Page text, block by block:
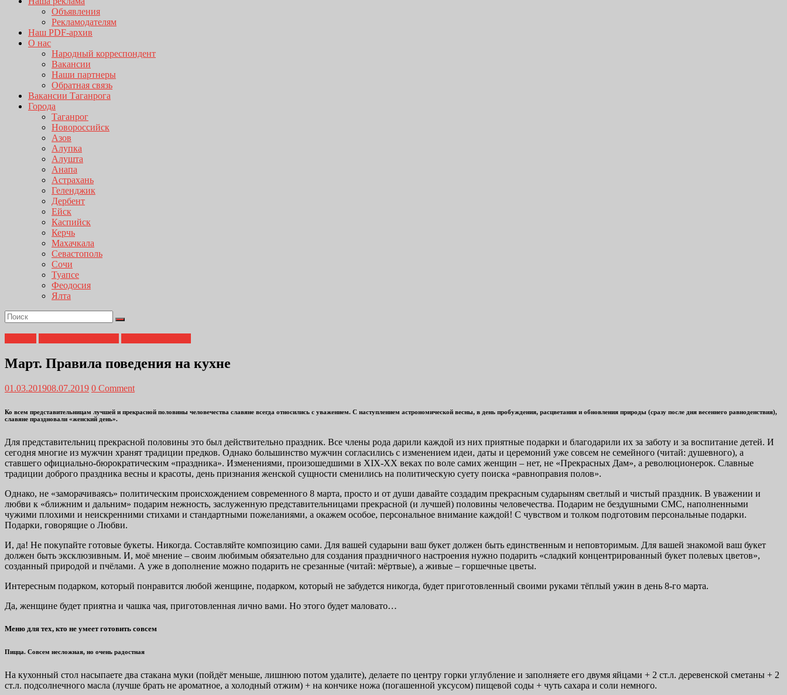
Объявления
Рекламодателям
Наш PDF-архив
О нас
Народный корреспондент
Вакансии
Наши партнеры
Обратная связь
Вакансии Таганрога
Города
Таганрог
Новороссийск
Азов
Алупка
Алушта
Анапа
Астрахань
Геленджик
Дербент
Ейск
Каспийск
Керчь
Махачкала
Севастополь
Сочи
Туапсе
Феодосия
Ялта
Март. Правила поведения на кухне
01.03.201908.07.2019 0 Comment
Ко всем представительницам лучшей и прекрасной половины человечества славяне всегда относились с уважением. С наступлением астрономической весны, в день пробуждения, расцветания и обновления природы (сразу после дня весеннего равноденствия),
славяне праздновали «женский день».
Для представительниц прекрасной половины это был действительно праздник. Все члены рода дарили каждой из них приятные подарки и благодарили их за заботу и за воспитание детей. И
сегодня многие из мужчин хранят традиции предков. Однако большинство мужчин согласились с изменением идеи, даты и церемоний уже совсем не семейного (читай: душевного), а
ставшего официально-бюрократическим «праздника». Изменениями, произошедшими в XIX-XX веках по воле самих женщин – нет, не «Прекрасных Дам», а революционерок. Славные
традиции доброго праздника весны и красоты, день признания женской сущности сменились на политическую суету поиска «равноправия полов».
Однако, не «заморачиваясь» политическим происхождением современного 8 марта, просто и от души давайте создадим прекрасным сударыням светлый и чистый праздник. В уважении и
любви к «ближним и дальним» подарим нежность, заслуженную представительницами прекрасной (и лучшей) половины человечества. Подарим не бездушными СМС, наполненными
чужими плохими и неискренними стихами и стандартными пожеланиями, а окажем особое, персональное внимание каждой! С чувством и толком подготовим персональные подарки.
Подарки, говорящие о Любви.
И, да! Не покупайте готовые букеты. Никогда. Составляйте композицию сами. Для вашей сударыни ваш букет должен быть единственным и неповторимым. Для вашей знакомой ваш букет
должен быть эксклюзивным. И, моё мнение – своим любимым обязательно для создания праздничного настроения нужно подарить «сладкий концентрированный букет полевых цветов»,
созданный природой и пчёлами. А уже в дополнение можно подарить не срезанные (читай: мёртвые), а живые – горшечные цветы.
Интересным подарком, который понравится любой женщине, подарком, который не забудется никогда, будет приготовленный своими руками тёплый ужин в день 8-го марта.
Да, женщине будет приятна и чашка чая, приготовленная лично вами. Но этого будет маловато…
Меню для тех, кто не умеет готовить совсем
Пицца. Совсем несложная, но очень радостная
На кухонный стол насыпаете два стакана муки (пойдёт меньше, лишнюю потом удалите), делаете по центру горки углубление и заполняете его двумя яйцами + 2 ст.л. деревенской сметаны + 2
ст.л. подсолнечного масла (лучше брать не ароматное, а холодный отжим) + на кончике ножа (погашенной уксусом) пищевой соды + чуть сахара и соли немного.